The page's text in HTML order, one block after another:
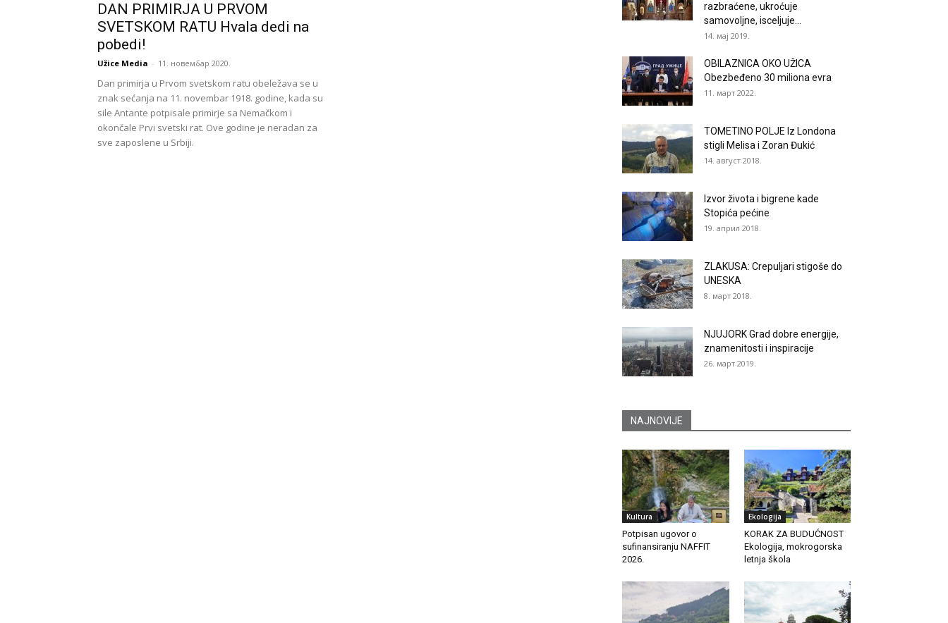
DAN PRIMIRJA U PRVOM
SVETSKOM RATU Hvala dedi na
pobedi!
Užice Media - 11. новембар 2020.
Dan primirja u Prvom svetskom ratu obeležava se u
znak sećanja na 11. novembar 1918. godine, kada su
sile Antante potpisale primirje sa Nemačkom i
okončale Prvi svetski rat. Ove godine je neradan za
sve zaposlene u Srbiji.
razbraćene, ukroćuje
samovoljne, isceljuje...
14. мај 2019.
OBILAZNICA OKO UŽICA
Obezbeđeno 30 miliona evra
11. март 2022.
TOMETINO POLJE Iz Londona
stigli Melisa i Zoran Đukić
14. август 2018.
Izvor života i bigrene kade
Stopića pećine
19. април 2018.
ZLAKUSA: Crepuljari stigoše do
UNESKA
8. март 2018.
NJUJORK Grad dobre energije,
znamenitosti i inspiracije
26. март 2019.
NAJNOVIJE
Kultura
Potpisan ugovor o
sufinansiranju NAFFIT
2026.
Ekologija
KORAK ZA BUDUĆNOST
Ekologija, mokrogorska
letnja škola